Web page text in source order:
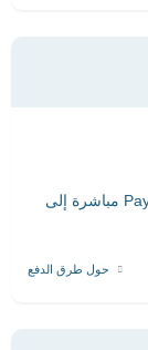
هل يمكنني تحويل الأموال من تطبيق/موقع PayPal مباشرة إلى
حول طرق الدفع